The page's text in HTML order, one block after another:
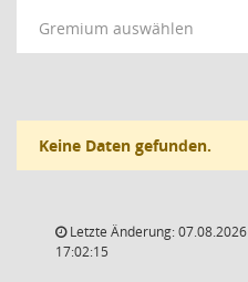
Gremium auswählen
Keine Daten gefunden.
Letzte Änderung: 07.08.2026
17:02:15